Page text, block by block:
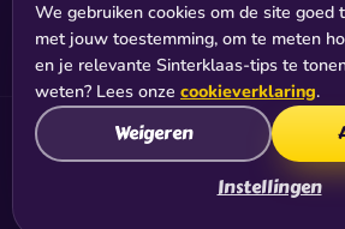
Sitemap
© 2026 De Club van Sinterklaas®,
Jabadoo Holding B.V., Hilversum
KvK: 77442598 · BTW:
We gebruiken cookies om de site goed
met jouw toestemming, om te meten
en je relevante Sinterklaas-tips te
weten? Lees onze cookieverklaring.
Instellingen
Weigeren